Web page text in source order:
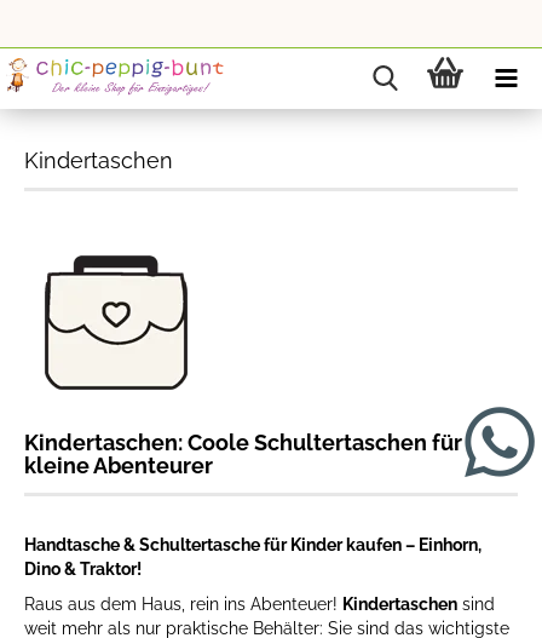
Kindertaschen
Kindertaschen: Coole Schultertaschen für
kleine Abenteurer
Handtasche & Schultertasche für Kinder kaufen – Einhorn,
Dino & Traktor!
Raus aus dem Haus, rein ins Abenteuer! Kindertaschen sind
weit mehr als nur praktische Behälter: Sie sind das wichtigste